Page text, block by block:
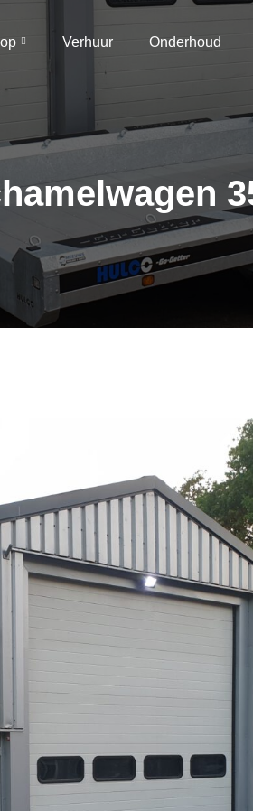
Verhuur Onderhoud